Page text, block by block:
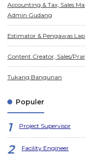
Accounting & Tax, Sales
Admin Gudang
Estimator & Pengawas
Content Creator, Sales/
Tukang Bangunan
Populer
Project Supervisor
Facility Engineer